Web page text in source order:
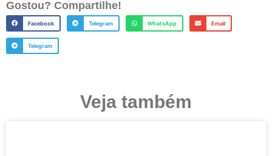
Gostou? Compartilhe!
Facebook Telegram WhatsApp Email
Telegram
Veja também